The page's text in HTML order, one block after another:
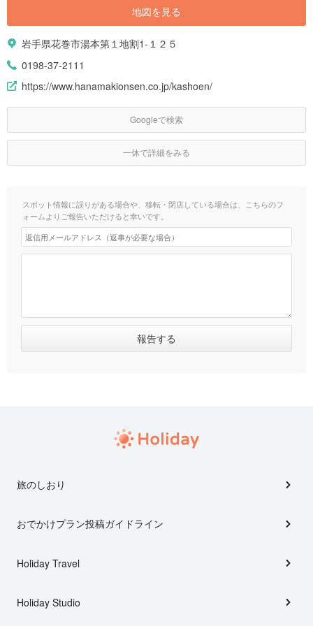
地図を見る
岩手県花巻市湯本第１地割1-１２５
0198-37-2111
https://www.hanamakionsen.co.jp/kashoen/
Googleで検索
一休で詳細をみる
スポット情報に誤りがある場合や、移転・閉店している場合は、こちらのフ
ォームよりご報告いただけると幸いです。
旅のしおり
おでかけプラン投稿ガイドライン
Holiday Travel
Holiday Studio